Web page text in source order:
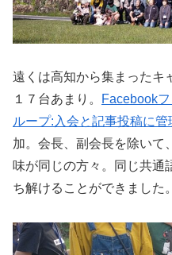
遠くは高知から集まったキ
１７台あまり。
Facebook
ループ:入会と記事投稿に管
加。会長、副会長を除いて
味が同じの方々。同じ共通
ち解けることができました。